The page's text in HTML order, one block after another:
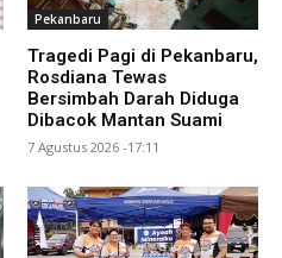
Pekanbaru
Tragedi Pagi di Pekanbaru,
Rosdiana Tewas
Bersimbah Darah Diduga
Dibacok Mantan Suami
7 Agustus 2026 -17:11